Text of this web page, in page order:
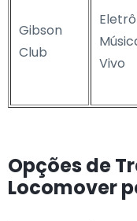
Gibson
Club
Vivo
Opções de
Locomover